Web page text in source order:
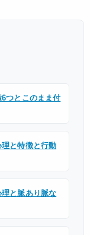
つとこのまま付
理と特徴と行動
と脈あり脈な